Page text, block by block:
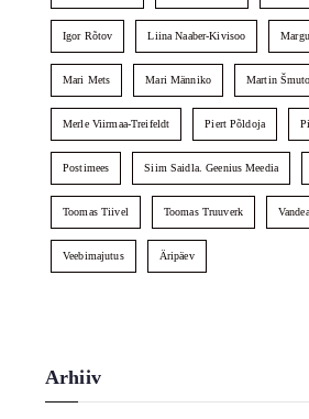
Igor Rõtov Liina Naaber-Kivisoo
Mari Mets Mari Männiko Martin
Merle Viirmaa-Treifeldt Piert Põldoja
Postimees Siim Saidla. Geenius Meedia
Toomas Tiivel Toomas Truuverk
Veebimajutus Äripäev
Arhiiv